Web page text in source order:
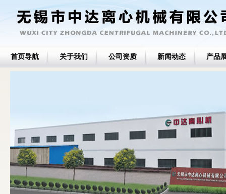
首页导航 关于我们 公司资质 新闻动态 产品